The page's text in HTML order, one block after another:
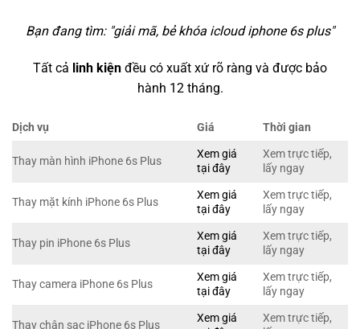
Bạn đang tìm: "giải mã, bẻ khóa icloud iphone 6s plus"
Tất cả linh kiện đều có xuất xứ rõ ràng và được bảo
hành 12 tháng.
Dịch vụ Giá Thời gian
Thay màn hình iPhone 6s Plus
Xem giá
tại đây
Xem trực tiếp,
lấy ngay
Thay mặt kính iPhone 6s Plus
Xem giá
tại đây
Xem trực tiếp,
lấy ngay
Thay pin iPhone 6s Plus
Xem giá
tại đây
Xem trực tiếp,
lấy ngay
Thay camera iPhone 6s Plus
Xem giá
tại đây
Xem trực tiếp,
lấy ngay
Thay chân sạc iPhone 6s Plus
Xem giá
Xem trực tiếp,